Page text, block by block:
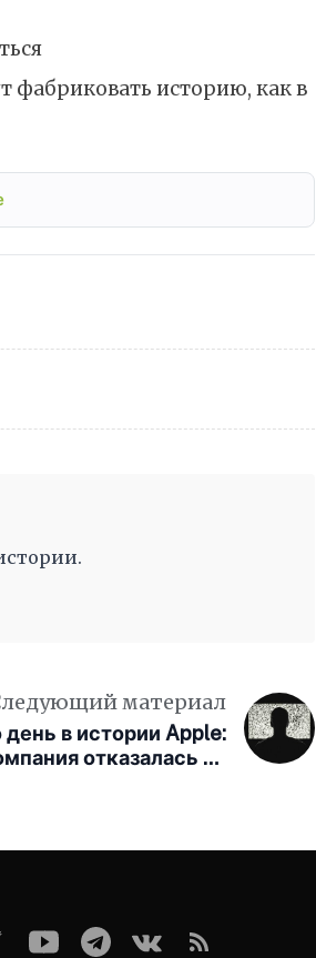
фабриковать историю, как в
материал
день в истории Apple:
отказалась от